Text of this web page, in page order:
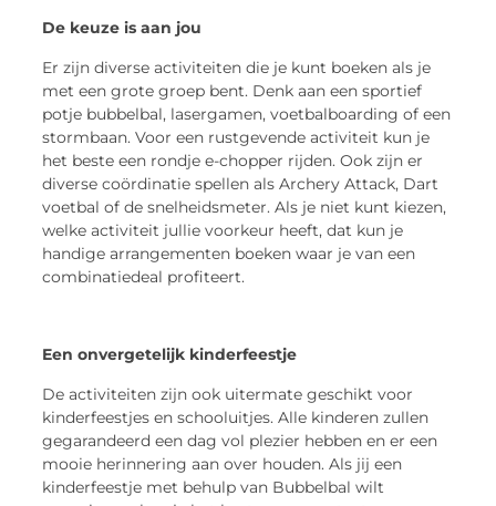
De keuze is aan jou
Er zijn diverse activiteiten die je kunt boeken als je
met een grote groep bent. Denk aan een sportief
potje bubbelbal, lasergamen, voetbalboarding of een
stormbaan. Voor een rustgevende activiteit kun je
het beste een rondje e-chopper rijden. Ook zijn er
diverse coördinatie spellen als Archery Attack, Dart
voetbal of de snelheidsmeter. Als je niet kunt kiezen,
welke activiteit jullie voorkeur heeft, dat kun je
handige arrangementen boeken waar je van een
combinatiedeal profiteert.
Een onvergetelijk kinderfeestje
De activiteiten zijn ook uitermate geschikt voor
kinderfeestjes en schooluitjes. Alle kinderen zullen
gegarandeerd een dag vol plezier hebben en er een
mooie herinnering aan over houden. Als jij een
kinderfeestje met behulp van Bubbelbal wilt